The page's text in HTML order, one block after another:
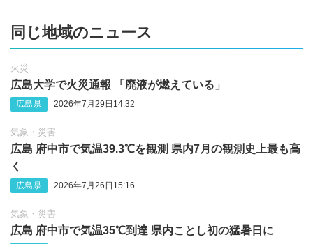
同じ地域のニュース
火災
広島大学で火災通報 「廃液が燃えている」
広島県 2026年7月29日14:32
気象・災害
広島 府中市で気温39.3℃を観測 県内7月の観測史上最も高
く
広島県 2026年7月26日15:16
気象・災害
広島 府中市で気温35℃到達 県内ことし初の猛暑日に